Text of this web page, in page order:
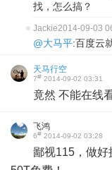
找，怎么搞？
Jackie2014-09-03
@大马平:百度云
天马行空
7# 2014-09-02 03:31
竟然 不能在线
飞鸿
6# 2014-09-02 03:28
鄙视115，做好